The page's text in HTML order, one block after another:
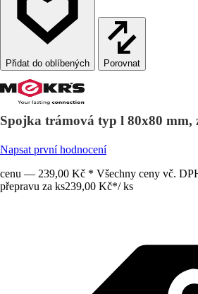
Porovnat
Spojka trámová typ l 80x80 mm,
Napsat první hodnocení
cenu — 239,00 Kč * Všechny ceny vč.
přepravu za ks239,00 Kč*/ ks